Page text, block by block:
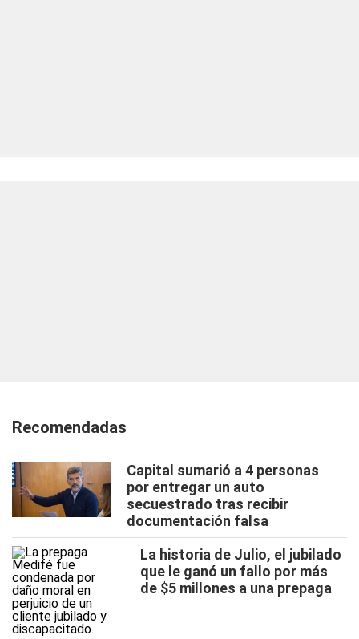
Recomendadas
Capital sumarió a 4 personas
por entregar un auto
secuestrado tras recibir
documentación falsa
La historia de Julio, el jubilado
que le ganó un fallo por más
de $5 millones a una prepaga